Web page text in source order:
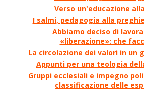
Verso un'educazione
I salmi, pedagogia alla
Abbiamo deciso di
«liberazione»: che
La circolazione dei valori in un
Appunti per una teologia
Gruppi ecclesiali e impegno
classificazione delle